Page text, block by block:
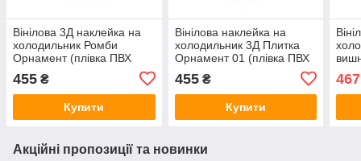
Вінілова 3Д наклейка на
холодильник Ромби
Орнамент (плівка ПВХ
фотодрук) 600х1800 мм
Геометрія Сірий
455 ₴
Купити
Вінілова наклейка на
холодильник 3Д Плитка
Орнамент 01 (плівка ПВХ
фотодрук) 600х1800 мм
Геометрія Бежевий
455₴
Купити
Акційні пропозиції та новинки